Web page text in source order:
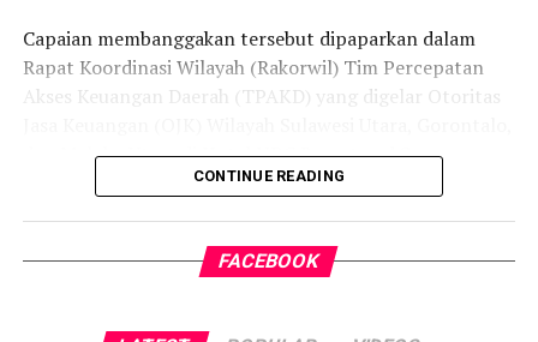
Capaian membanggakan tersebut dipaparkan dalam
Rapat Koordinasi Wilayah (Rakorwil) Tim Percepatan
Akses Keuangan Daerah (TPAKD) yang digelar Otoritas
dan Maluku Utara di Hotel NDC Resort and Spa,
Manado, Sulawesi Utara, Rabu (29/7/2026).
Wakil Wali Kota Gorontalo Indra Gobel, didampingi
CONTINUE READING
FACEBOOK